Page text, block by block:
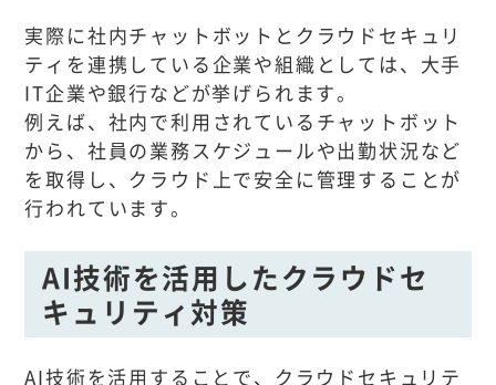
実際に社内チャットボットとクラウドセキュリ
ティを連携している企業や組織としては、大手
IT企業や銀行などが挙げられます。
例えば、社内で利用されているチャットボット
から、社員の業務スケジュールや出勤状況など
を取得し、クラウド上で安全に管理することが
行われています。
AI技術を活用したクラウドセ
キュリティ対策
AI技術を活用することで、クラウドセキュリテ